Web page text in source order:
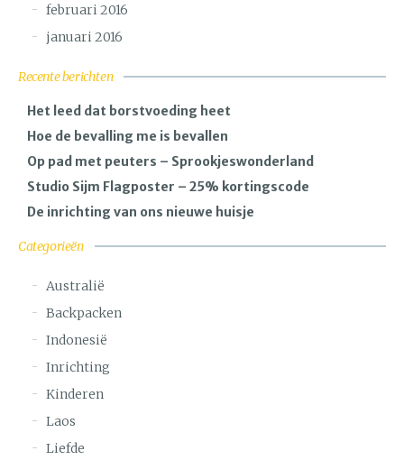
februari 2016
januari 2016
Recente berichten
Het leed dat borstvoeding heet
Hoe de bevalling me is bevallen
Op pad met peuters – Sprookjeswonderland
Studio Sijm Flagposter – 25% kortingscode
De inrichting van ons nieuwe huisje
Categorieën
Australië
Backpacken
Indonesië
Inrichting
Kinderen
Laos
Liefde